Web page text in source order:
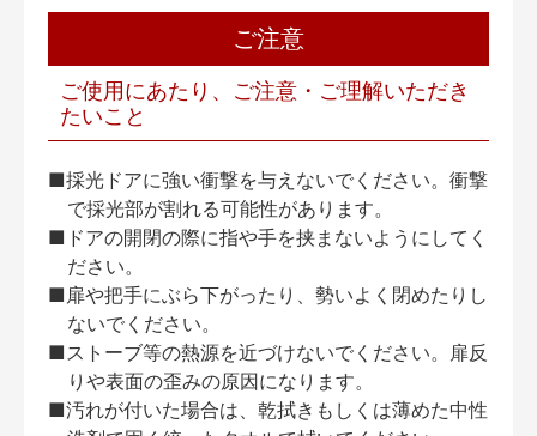
ご注意
ご使用にあたり、ご注意・ご理解いただき
たいこと
■採光ドアに強い衝撃を与えないでください。衝撃
で採光部が割れる可能性があります。
■ドアの開閉の際に指や手を挟まないようにしてく
ださい。
■扉や把手にぶら下がったり、勢いよく閉めたりし
ないでください。
■ストーブ等の熱源を近づけないでください。扉反
りや表面の歪みの原因になります。
■汚れが付いた場合は、乾拭きもしくは薄めた中性